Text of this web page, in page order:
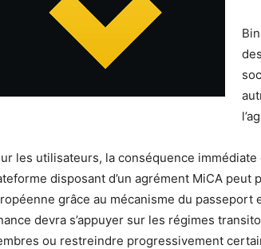
les utilisateurs, la conséquence
disposant d’un agrément MiCA peut
grâce au mécanisme du passeport
devra s’appuyer sur les régimes
ou restreindre progressivement